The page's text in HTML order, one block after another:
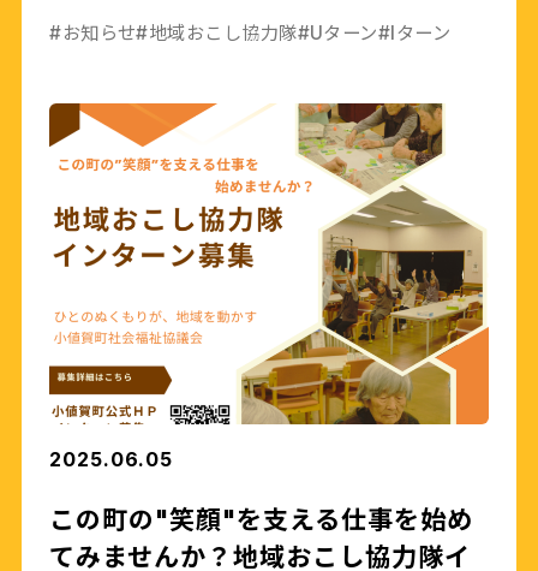
#お知らせ#地域おこし協力隊#Uターン#Iターン
2025.06.05
この町の"笑顔"を支える仕事を始め
てみませんか？地域おこし協力隊イ